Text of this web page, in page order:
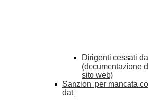
Dirigenti cessati
(documentazione
sito web)
Sanzioni per mancata
dati